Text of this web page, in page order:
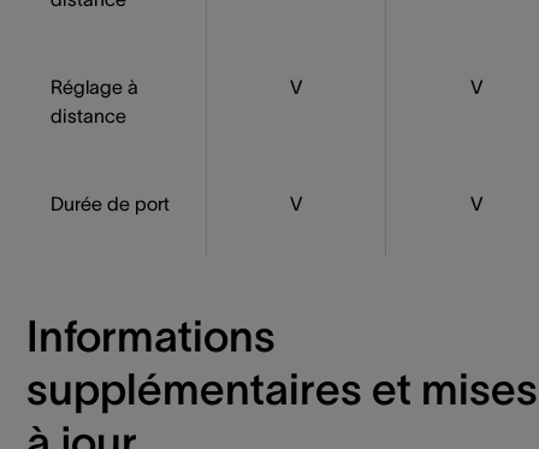
Réglage à
distance
V V
Durée de port V V
Informations
supplémentaires et mises